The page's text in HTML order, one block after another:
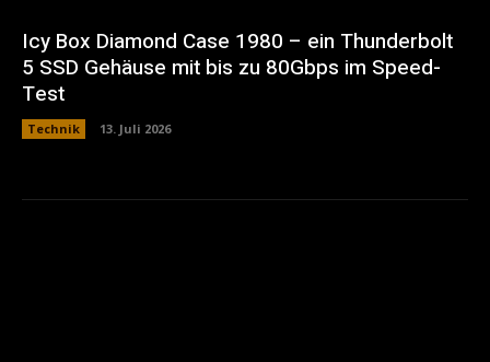
Icy Box Diamond Case 1980 – ein Thunderbolt
5 SSD Gehäuse mit bis zu 80Gbps im Speed-
Test
Technik 13. Juli 2026